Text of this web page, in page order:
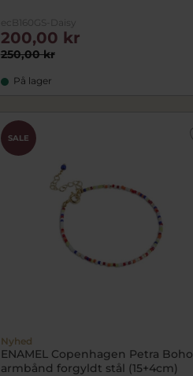
ecB160GS-Daisy
250,00 kr
200,00 kr
På lager
SALE
Nyhed
ENAMEL Copenhagen Petra Boho
armbånd forgyldt stål (15+4cm)